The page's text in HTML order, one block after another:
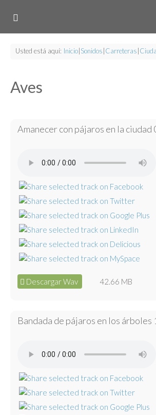
Usted está aquí: Inicio Sonidos Carreteras
Aves
Amanecer con pájaros en la ciudad
Descargar Wav 42.66 MB
Bandada de pájaros en los árboles